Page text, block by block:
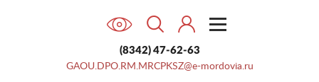
(8342) 47-62-63
GAOU.DPO.RM.MRCPKSZ@e-mordovia.ru
Гостевая книга
Наши достижения